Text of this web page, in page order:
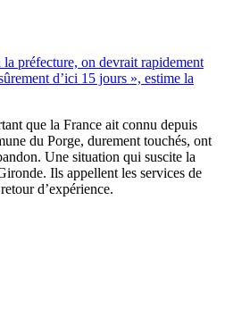
préfecture, on devrait rapidement
d’ici 15 jours », estime la
que la France ait connu depuis
du Porge, durement touchés, ont
Une situation qui suscite la
Ils appellent les services de
d’expérience.